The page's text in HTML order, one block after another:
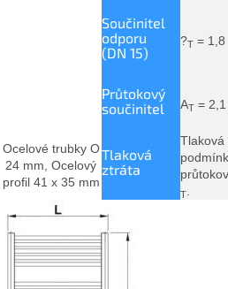
Součinitel
odporu
(DN 15)
?T = 1,8
Průtokový
součinitel
AT =
Ocelové trubky O
24 mm, Ocelový
profil 41 x 35 mm
Tlaková
ztráta
Tlaková
T